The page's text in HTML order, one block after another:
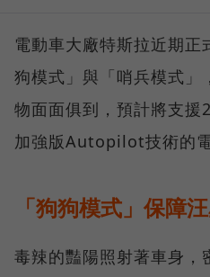
電動車大廠特斯拉近期正
狗模式」與「哨兵模式」
物面面俱到，預計將支
加強版Autopilot技術的電
「狗狗模式」保障
毒辣的豔陽照射著車身，